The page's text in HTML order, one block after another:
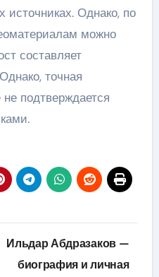
источниках. Однако, по
можно
составляет
точная
подтверждается
Ильдар Абдразаков —
биография и личная